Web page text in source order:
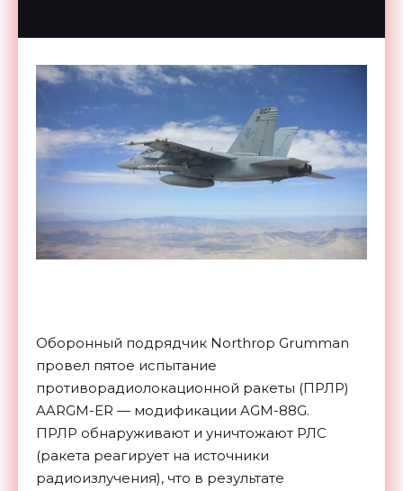
Оборонный подрядчик Northrop Grumman
провел пятое испытание
противорадиолокационной ракеты (ПРЛР)
AARGM-ER — модификации AGM-88G.
ПРЛР обнаруживают и уничтожают РЛС
(ракета реагирует на источники
радиоизлучения), что в результате